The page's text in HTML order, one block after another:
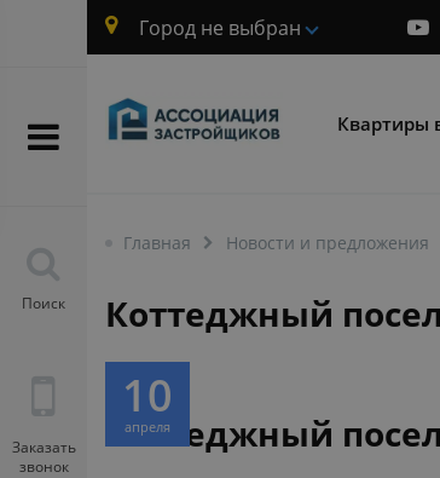
Поиск
Заказать
звонок
Город не выбран
Квартиры
Главная Новости и предложения
Коттеджный
10
апреля
Коттеджный